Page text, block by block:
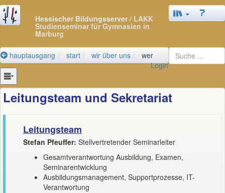
Hessischer Bildungsserver/ LAKK
Studienseminar für Gymnasien in
Marburg
hauptausgang start wir über uns
wer
Login
Leitungsteam und Sekretariat
Leitungsteam
Stefan Pfeuffer: Stellvertretender Seminarleiter
Gesamtverantwortung Ausbildung, Examen,
Seminarentwicklung
Ausbildungsmanagement, Supportprozesse, IT-
Verantwortung